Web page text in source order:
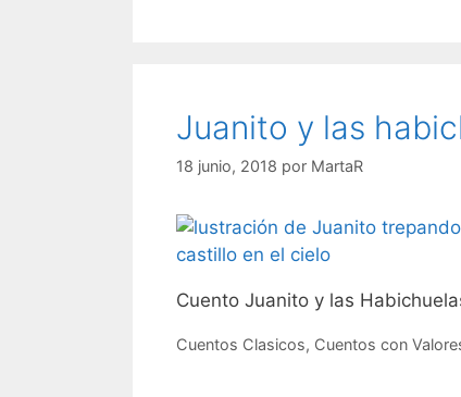
Juanito y las
18 junio, 2018 por MartaR
Cuento Juanito y las
Categorías
Cuentos Clasicos, Cuentos con